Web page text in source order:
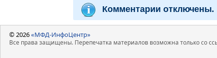
Комментарии отключены.
© 2026«МФД-ИнфоЦентр»
Все права защищены. Перепечатка материалов возможна только со